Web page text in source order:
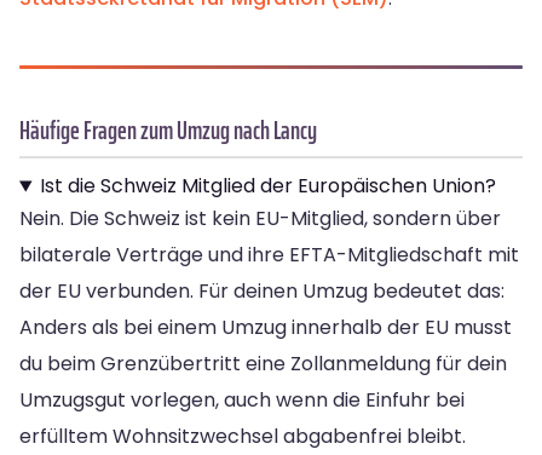
Häufige Fragen zum Umzug nach Lancy
Ist die Schweiz Mitglied der Europäischen Union?
Nein. Die Schweiz ist kein EU-Mitglied, sondern über
bilaterale Verträge und ihre EFTA-Mitgliedschaft mit
der EU verbunden. Für deinen Umzug bedeutet das:
Anders als bei einem Umzug innerhalb der EU musst
du beim Grenzübertritt eine Zollanmeldung für dein
Umzugsgut vorlegen, auch wenn die Einfuhr bei
erfülltem Wohnsitzwechsel abgabenfrei bleibt.